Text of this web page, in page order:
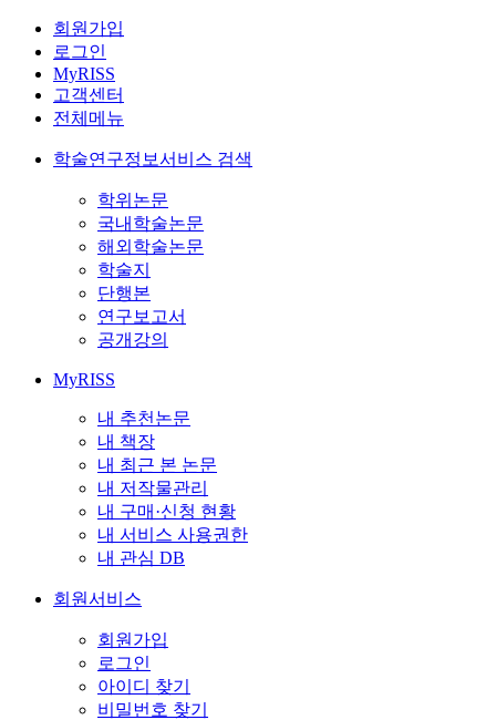
회원가입
로그인
MyRISS
고객센터
전체메뉴
학술연구정보서비스 검색
학위논문
국내학술논문
해외학술논문
학술지
단행본
연구보고서
공개강의
MyRISS
내 추천논문
내 책장
내 최근 본 논문
내 저작물관리
내 구매·신청 현황
내 서비스 사용권한
내 관심 DB
회원서비스
회원가입
로그인
아이디 찾기
비밀번호 찾기